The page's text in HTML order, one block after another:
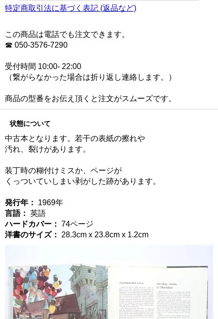
特定商取引法に基づく表記 (返品など)
この商品は電話でも注文できます。
☎ 050-3576-7290
受付時間 10:00- 22:00
（繋がらなかった場合は折り返し連絡します。）
商品の型番をお伝え頂くと注文がスムーズです。
状態について
中古本となります。若干の表紙の擦れや
汚れ、裂けがあります。
装丁時の糊付けミスか、ページが
くっついていしまい剥がした跡があります。
発行年：
1969年
言語： 英語
ハードカバー： 74ページ
洋書のサイズ：
28.3cm x 23.8cm x 1.2cm